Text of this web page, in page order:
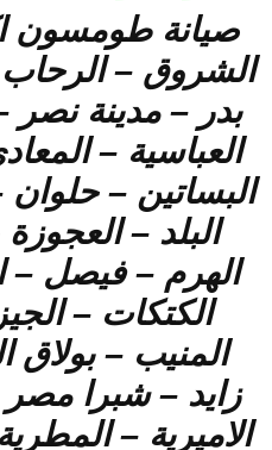
صيانة طومسون
الشروق – الرحاب
بدر – مدينة
العباسية –
البلد –
الهرم – فيصل –
الكتكات –
المنيب – بولاق
زايد – شبرا
الاميرية –